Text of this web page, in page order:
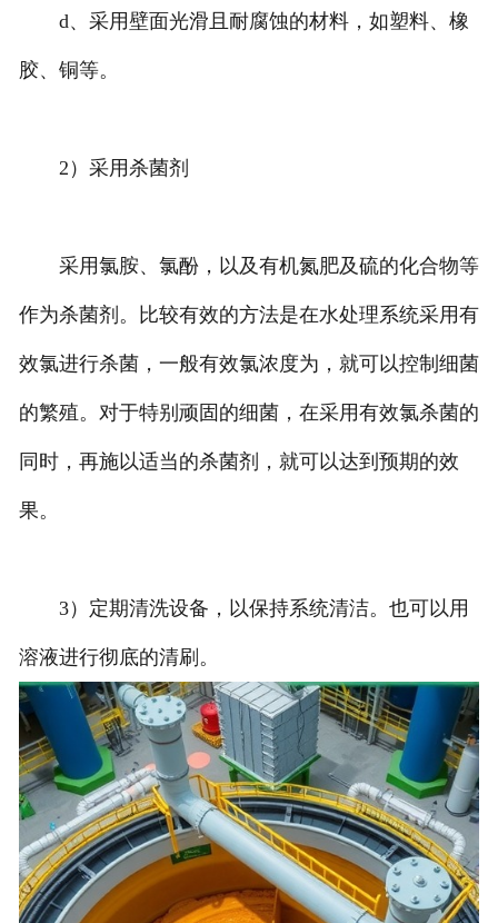
d、采用壁面光滑且耐腐蚀的材料，如塑料、橡
胶、铜等。
2）采用杀菌剂
采用氯胺、氯酚，以及有机氮肥及硫的化合物等
作为杀菌剂。比较有效的方法是在水处理系统采用有
效氯进行杀菌，一般有效氯浓度为，就可以控制细菌
的繁殖。对于特别顽固的细菌，在采用有效氯杀菌的
同时，再施以适当的杀菌剂，就可以达到预期的效
果。
3）定期清洗设备，以保持系统清洁。也可以用
溶液进行彻底的清刷。